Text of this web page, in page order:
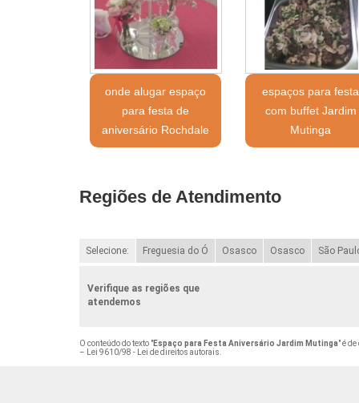
onde alugar espaço
para festa de
aniversário Rochdale
espaços para festa
com buffet Jardim
Mutinga
Regiões de Atendimento
Selecione: Freguesia do Ó Osasco Osasco São
Verifique as regiões que
atendemos
O conteúdo do texto "Espaço para Festa Aniversário Jardim Mutinga" é
–
Lei 9610/98 - Lei de direitos autorais